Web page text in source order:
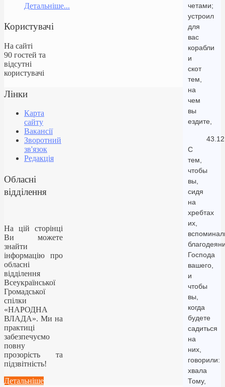
четами;
устроил
для
вас
корабли
и
скот
тем,
на
чем
вы
ездите,
43.12
С
тем,
чтобы
вы,
сидя
на
хребтах
их,
Господа
вашего,
и
чтобы
вы,
когда
будете
садиться
на
них,
говорили:
хвала
Тому,
Детальніше...
Користувачі
На сайті
90 гостей та
відсутні
користувачі
Лінки
Карта
сайту
Вакансії
Зворотний
зв'язок
Редакція
Обласні
відділення
На цій сторінці
Ви можете
знайти
інформацію про
обласні
відділення
Всеукраїнської
Громадської
спілки
«НАРОДНА
ВЛАДА». Ми на
практиці
забезпечуємо
повну
прозорість та
підзвітність!
Детальніше